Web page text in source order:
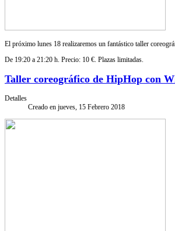
El próximo lunes 18 realizaremos un fantástico taller
De 19:20 a 21:20 h. Precio: 10 €. Plazas limitadas.
Taller coreográfico de HipHop con
Detalles
Creado en jueves, 15 Febrero 2018